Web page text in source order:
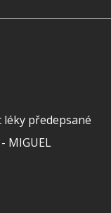
předepsané
MIGUEL